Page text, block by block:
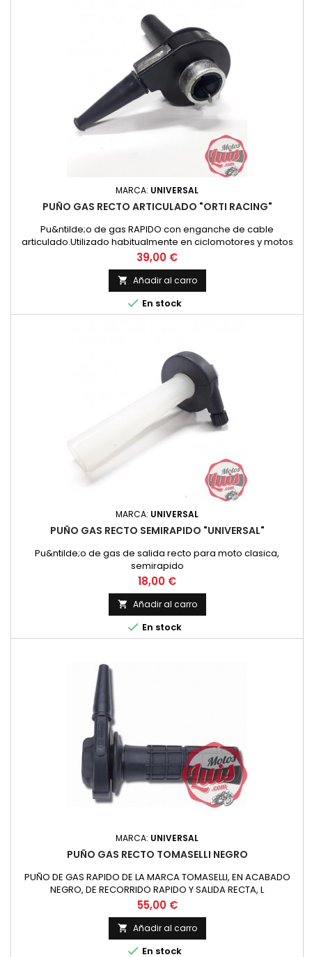
MARCA: UNIVERSAL
PUÑO GAS RECTO ARTICULADO "ORTI RACING"
Pu&ntilde;o de gas RAPIDO con enganche de cable
articulado.Utilizado habitualmente en ciclomotores y motos
de los a&ntilde;os 80 o 90.
Precio
39,00 €
 Añadir al carro
 En stock
MARCA: UNIVERSAL
PUÑO GAS RECTO SEMIRAPIDO "UNIVERSAL"
Pu&ntilde;o de gas de salida recto para moto clasica,
semirapido
Precio
18,00 €
 Añadir al carro
 En stock
MARCA: UNIVERSAL
PUÑO GAS RECTO TOMASELLI NEGRO
PUÑO DE GAS RAPIDO DE LA MARCA TOMASELLI, EN ACABADO
NEGRO, DE RECORRIDO RAPIDO Y SALIDA RECTA, L
Precio
55,00 €
 Añadir al carro
 En stock